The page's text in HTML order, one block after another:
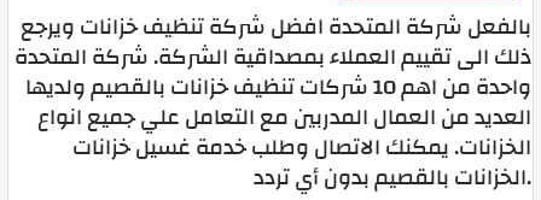
بالفعل شركة المتحدة افضل شركة تنظيف خزانات ويرجع
ذلك الى تقييم العملاء بمصداقية الشركة.شركة المتحدة
واحدة من اهم 10 شركات تنظيف خزانات بالقصيم ولديها
العديد من العمال المدربين مع التعامل علي جميع انواع
الخزانات.يمكنك الاتصال وطلب خدمة غسيل خزانات
الخزانات بالقصيم بدون أي تردد.